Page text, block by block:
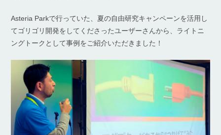
Asteria Parkで行っていた、夏の自由研究キャンペーンを活用し
てゴリゴリ開発をしてくださったユーザーさんから、ライトニ
ングトークとして事例をご紹介いただきました！